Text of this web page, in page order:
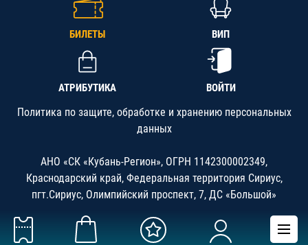
БИЛЕТЫ ВИП
АТРИБУТИКА ВОЙТИ
Политика по защите, обработке и хранению персональных
данных
АНО «СК «Кубань-Регион», ОГРН 1142300002349,
Краснодарский край, Федеральная территория Сириус,
пгт.Сириус, Олимпийский проспект, 7, ДС «Большой»